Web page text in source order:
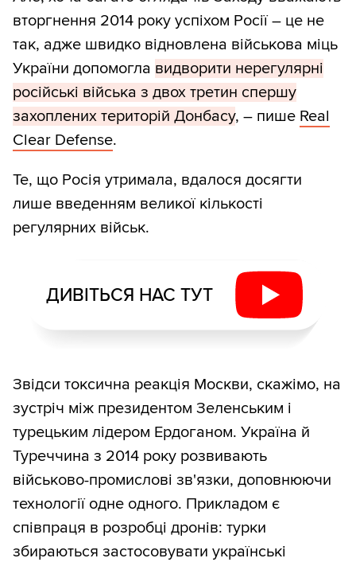
вторгнення 2014 року успіхом Росії – це не
так, адже швидко відновлена військова міць
України допомогла видворити нерегулярні
російські війська з двох третин спершу
захоплених територій Донбасу, – пише Real
Clear Defense.
Те, що Росія утримала, вдалося досягти
лише введенням великої кількості
регулярних військ.
ДИВІТЬСЯ НАС ТУТ
Звідси токсична реакція Москви, скажімо, на
зустріч між президентом Зеленським і
турецьким лідером Ердоганом. Україна й
Туреччина з 2014 року розвивають
військово-промислові зв'язки, доповнюючи
технології одне одного. Прикладом є
співпраця в розробці дронів: турки
збираються застосовувати українські